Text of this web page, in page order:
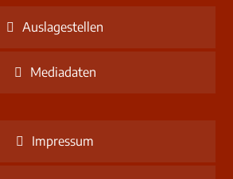
Auslagestellen
Mediadaten
Impressum